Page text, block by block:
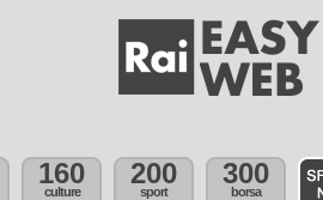
160
culture
200
sport
300
borsa